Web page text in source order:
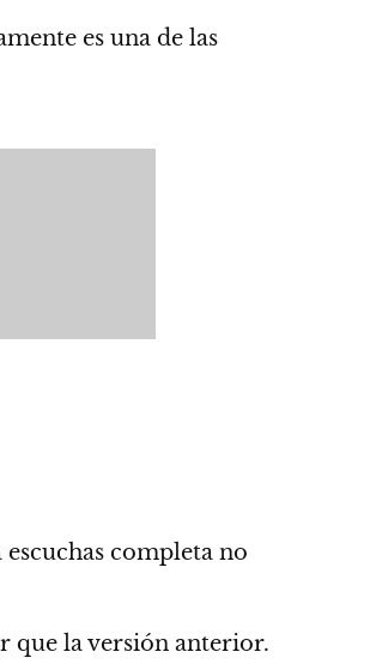
es una de las
completa no
que la versión anterior.